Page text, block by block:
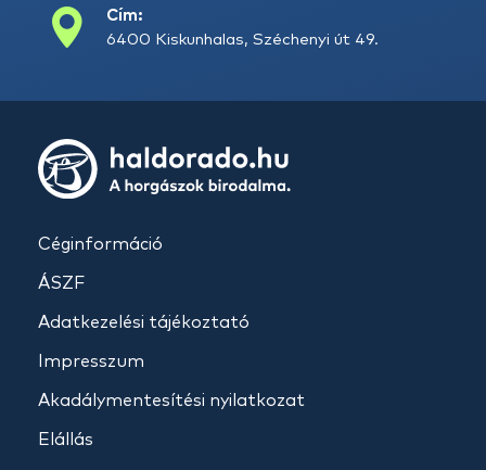
Cím:
6400 Kiskunhalas, Széchenyi út 49.
Céginformáció
ÁSZF
Adatkezelési tájékoztató
Impresszum
Akadálymentesítési nyilatkozat
Elállás